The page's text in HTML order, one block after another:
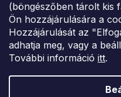
(böngészőben tárolt kis
Ön hozzájárulására a
Hozzájárulását az
adhatja meg, vagy a
További információ itt.
ID: 07727402, Adószám:
info@londonclub.hu